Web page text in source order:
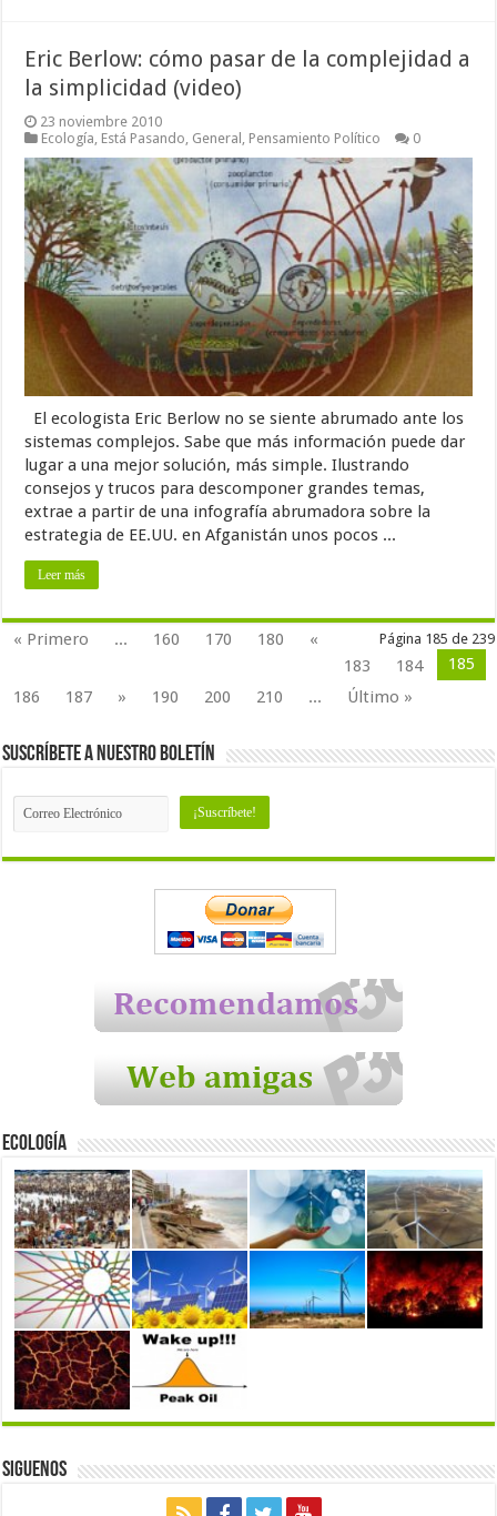
Eric Berlow: cómo pasar de la complejidad a
la simplicidad (video)
23 noviembre 2010
Ecología, Está Pasando, General , Pensamiento Político 0
El ecologista Eric Berlow no se siente abrumado ante los
sistemas complejos. Sabe que más información puede dar
lugar a una mejor solución, más simple. Ilustrando
consejos y trucos para descomponer grandes temas,
extrae a partir de una infografía abrumadora sobre la
estrategia de EE.UU. en Afganistán unos pocos ...
Leer más
Página 185 de 239
« Primero ... 160 170 180
«
183
184
185
186
187 » 190 200 210 ... Último »
Suscríbete a nuestro Boletín
Ecología
Siguenos